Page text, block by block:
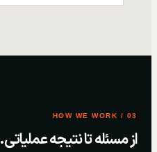
03 / HOW WE WORK
از مسئله تا نتیجه عملیاتی.